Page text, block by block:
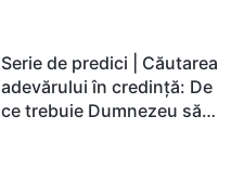
Serie de predici | Căutarea
adevărului în credință: De
ce trebuie Dumnezeu să